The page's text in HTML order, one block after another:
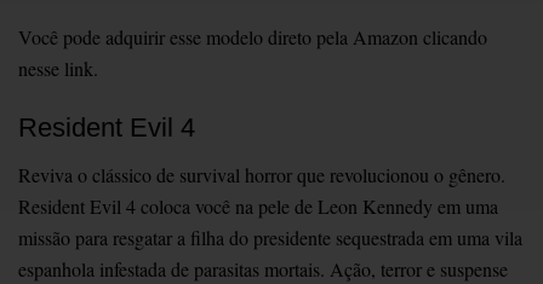
Você pode adquirir esse modelo direto pela Amazon clicando
nesse link.
Resident Evil 4
Reviva o clássico de survival horror que revolucionou o gênero.
Resident Evil 4 coloca você na pele de Leon Kennedy em uma
missão para resgatar a filha do presidente sequestrada em uma vila
espanhola infestada de parasitas mortais. Ação, terror e suspense